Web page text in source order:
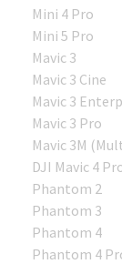
Mini 4 Pro
Mini 5 Pro
Mavic 3
Mavic 3 Cine
Mavic 3
Mavic 3 Pro
Mavic 3M
DJI Mavic 4
Phantom 2
Phantom 3
Phantom 4
Phantom 4